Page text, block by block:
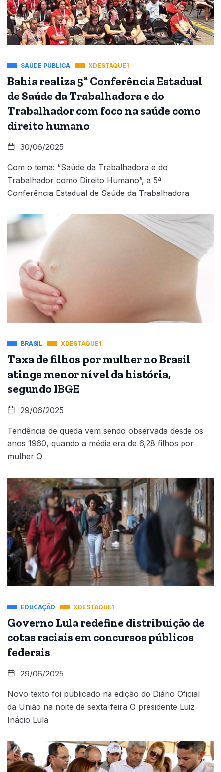
SAÚDE PÚBLICA XDESTAQUE1
Bahia realiza 5ª Conferência Estadual
de Saúde da Trabalhadora e do
Trabalhador com foco na saúde como
direito humano
30/06/2025
Com o tema: “Saúde da Trabalhadora e do
Trabalhador como Direito Humano”, a 5ª
Conferência Estadual de Saúde da Trabalhadora
BRASIL XDESTAQUE1
Taxa de filhos por mulher no Brasil
atinge menor nível da história,
segundo IBGE
29/06/2025
Tendência de queda vem sendo observada desde os
anos 1960, quando a média era de 6,28 filhos por
mulher O
EDUCAÇÃO XDESTAQUE1
Governo Lula redefine distribuição de
cotas raciais em concursos públicos
federais
29/06/2025
Novo texto foi publicado na edição do Diário Oficial
da União na noite de sexta-feira O presidente Luiz
Inácio Lula